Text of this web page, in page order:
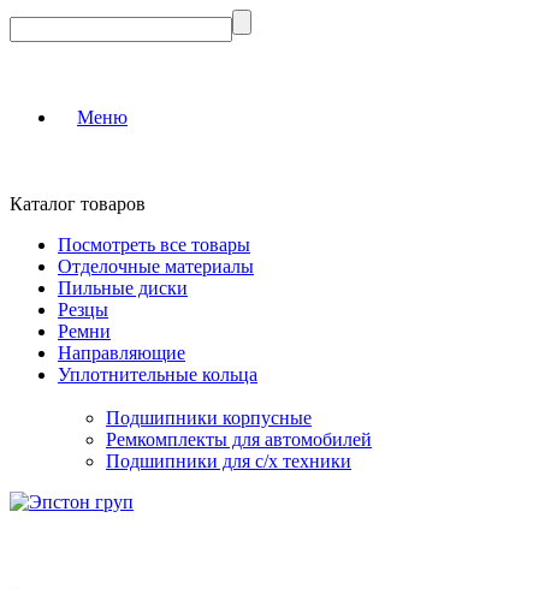
Меню
Каталог товаров
Посмотреть все товары
Отделочные материалы
Пильные диски
Резцы
Ремни
Направляющие
Уплотнительные кольца
Подшипники корпусные
Ремкомплекты для автомобилей
Подшипники для с/х техники